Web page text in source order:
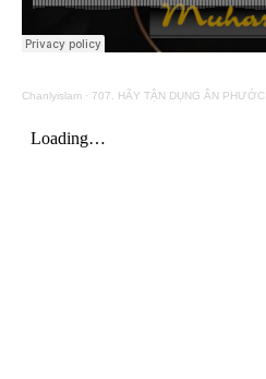
Chanlyislam · 707. HÃY TẬN DỤNG ÂN PHƯỚC